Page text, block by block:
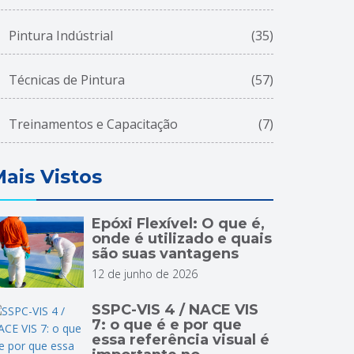
Pintura Indústrial (35)
Técnicas de Pintura (57)
Treinamentos e Capacitação (7)
Vistos
Epóxi Flexível: O que é,
onde é utilizado e quais
são suas vantagens
12 de junho de 2026
SSPC-VIS 4 / NACE VIS
7: o que é e por que
essa referência visual é